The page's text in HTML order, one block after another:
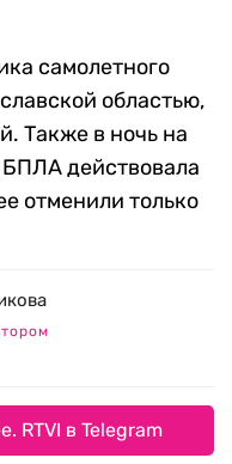
самолетного
областью,
Также в ночь на
действовала
отменили только
RTVI в Telegram